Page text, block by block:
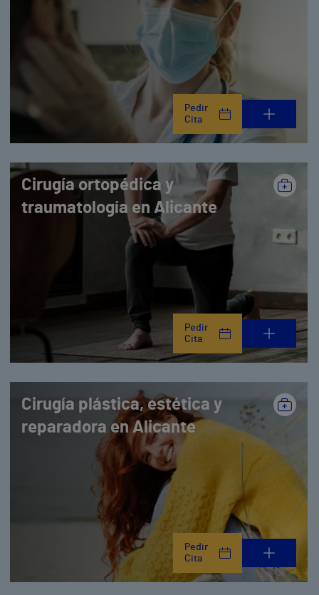
Pedir
Cita
Cirugía ortopédica y
traumatología en Alicante
Pedir
Cita
Cirugía plástica, estética y
reparadora en Alicante
Pedir
Cita